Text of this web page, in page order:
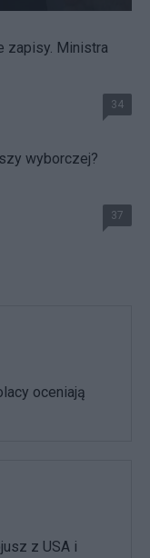
zapisy. Ministra
34
wyborczej?
37
oceniają
z USA i